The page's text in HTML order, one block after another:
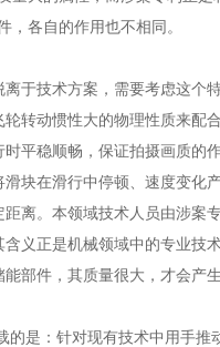
，各自的作用也不相同。
技术方案，需要考虑这个
转动惯性大的物理性质来配
平稳顺畅，保证拍摄画质的
块在滑行中停顿、速度变化
离。本领域技术人员由涉案
义正是机械领域中的专业技
部件，其质量很大，才会产
：针对现有技术中用手推